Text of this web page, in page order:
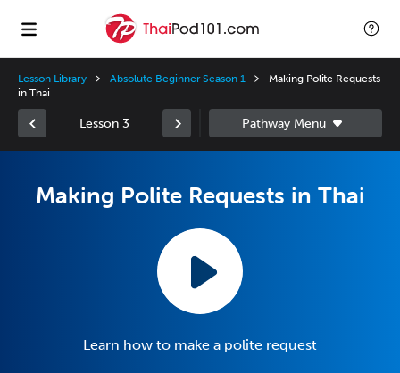
Lesson Library Absolute Beginner Season 1
Making Polite Requests
in Thai
Lesson 3
Making Polite Requests in Thai
Learn how to make a polite request